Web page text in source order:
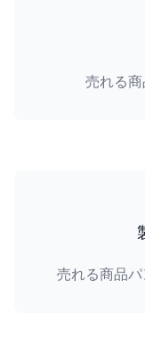
売れる商
売れる商品